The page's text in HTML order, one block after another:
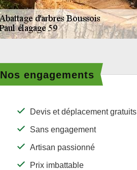
Nos engagements
Devis et déplacement gratuits
Sans engagement
Artisan passionné
Prix imbattable